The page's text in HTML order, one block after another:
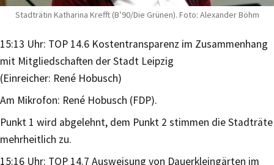
Stadträtin Katharina Krefft (B’90/Die Grünen). Foto: Alexander Böhm
15:13 Uhr: TOP 14.6 Kostentransparenz im Zusammenhang
mit Mitgliedschaften der Stadt Leipzig
(Einreicher: René Hobusch)
Am Mikrofon: René Hobusch (FDP).
Punkt 1 wird abgelehnt, dem Punkt 2 stimmen die Stadträte
mehrheitlich zu.
15:16 Uhr: TOP 14.7 Ausweisung von Dauerkleingärten im